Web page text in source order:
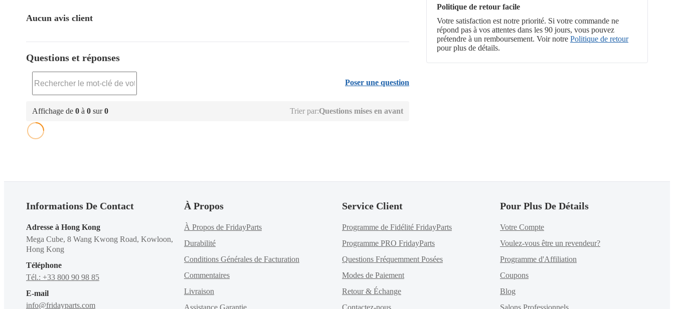
Aucun avis client
Questions et réponses
Poser une question
Affichage de 0 à 0 sur0 Trier par:Questions mises en avant
Politique de retour facile
Votre satisfaction est notre priorité. Si votre commande ne
répond pas à vos attentes dans les 90 jours, vous pouvez
prétendre à un remboursement. Voir notre Politique de retour
pour plus de détails.
Informations De Contact
Adresse à Hong Kong
Mega Cube, 8 Wang Kwong Road, Kowloon,
Hong Kong
Téléphone
Tél.: +33 800 90 98 85
E-mail
info@fridayparts.com
À Propos
À Propos de FridayParts
Durabilité
Conditions Générales de Facturation
Commentaires
Livraison
Assistance Garantie
Service Client
Programme de Fidélité FridayParts
Programme PRO FridayParts
Questions Fréquemment Posées
Modes de Paiement
Retour & Échange
Contactez-nous
Pour Plus De Détails
Votre Compte
Voulez-vous être un revendeur?
Programme d'Affiliation
Coupons
Blog
Salons Professionnels